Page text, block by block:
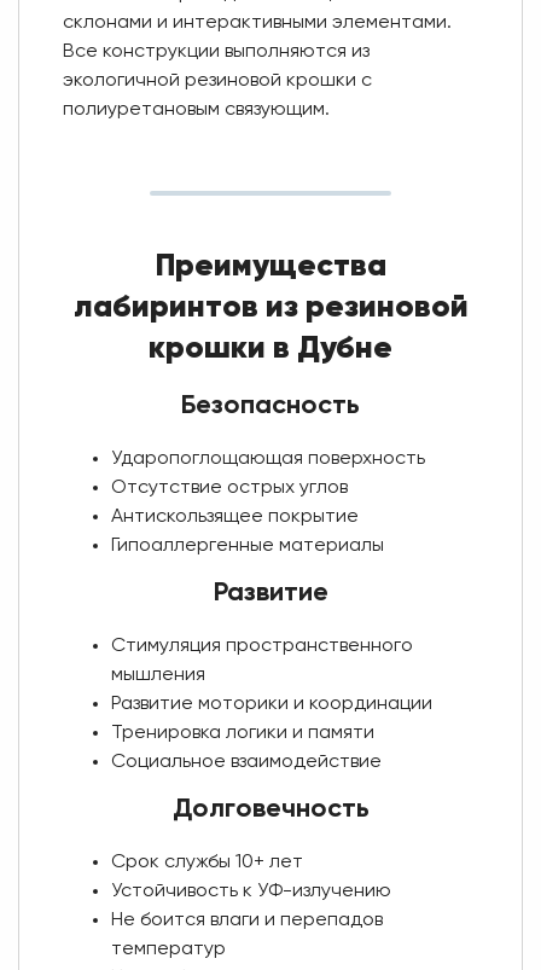
склонами и интерактивными элементами.
Все конструкции выполняются из
экологичной резиновой крошки с
полиуретановым связующим.
Преимущества
лабиринтов из резиновой
крошки в Дубне
Безопасность
Ударопоглощающая поверхность
Отсутствие острых углов
Антискользящее покрытие
Гипоаллергенные материалы
Развитие
Стимуляция пространственного
мышления
Развитие моторики и координации
Тренировка логики и памяти
Социальное взаимодействие
Долговечность
Срок службы 10+ лет
Устойчивость к УФ-излучению
Не боится влаги и перепадов
температур